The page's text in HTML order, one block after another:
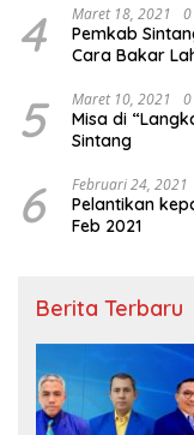
4 Maret 18, 2021
Pemkab
Cara Bakar
5 Maret 10, 2021
Misa di
Sintang
6 Februari 24, 2021
Pelantikan
Feb 2021
Berita Terbaru